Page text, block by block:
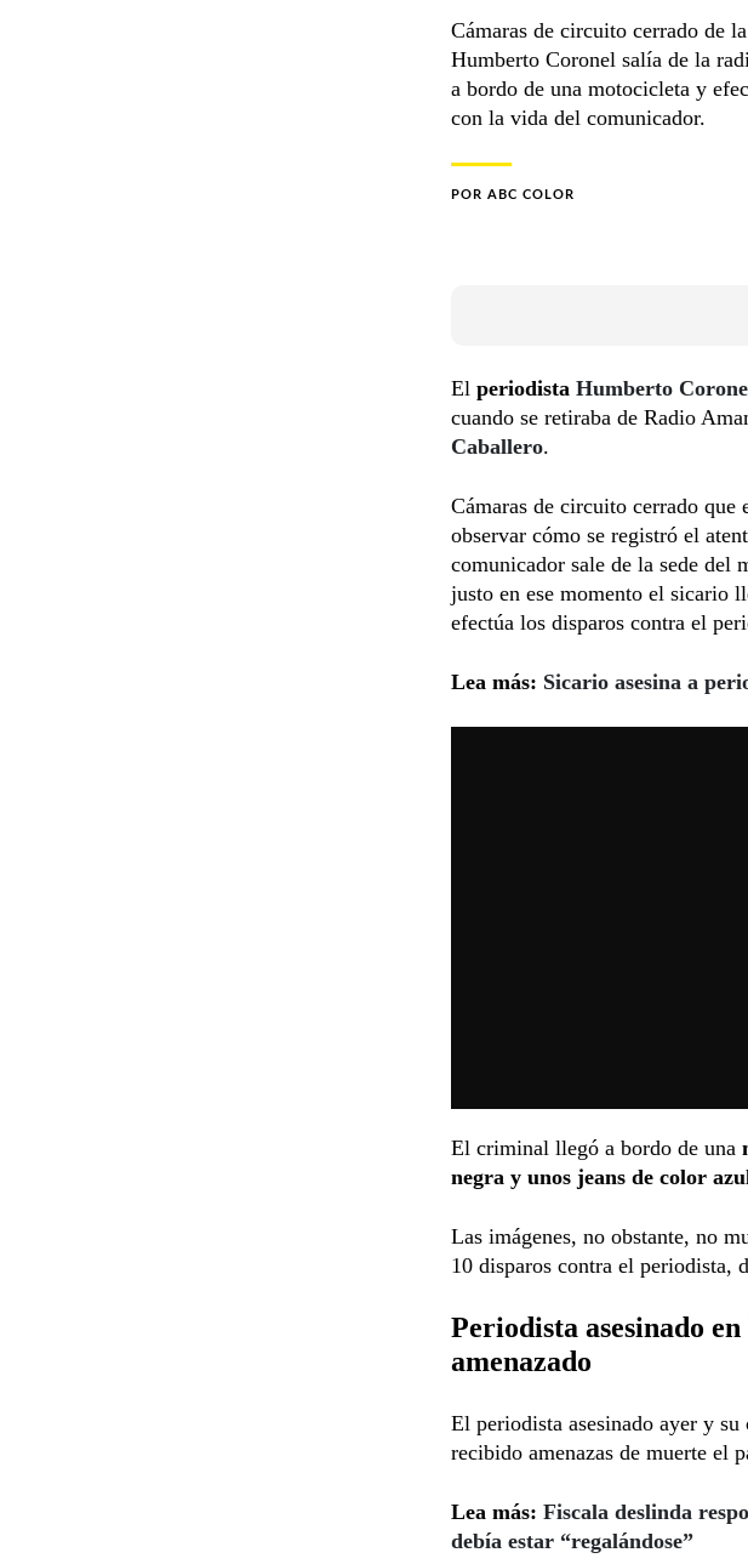
Cámaras de circuito cerrado de
Humberto Coronel salía de la
a bordo de una motocicleta y
con la vida del comunicador.
POR ABC COLOR
El periodista Humberto
cuando se retiraba de Radio
Caballero.
Cámaras de circuito cerrado que
observar cómo se registró el
comunicador sale de la sede del
justo en ese momento el sicario
efectúa los disparos contra el
Lea más: Sicario asesina a
El criminal llegó a bordo de una
negra y unos jeans de color
Las imágenes, no obstante, no
10 disparos contra el periodista,
Periodista asesinado
amenazado
El periodista asesinado ayer y su
recibido amenazas de muerte el
Lea más: Fiscala deslinda
debía estar “regalándose”